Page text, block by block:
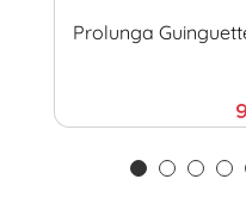
Prolunga